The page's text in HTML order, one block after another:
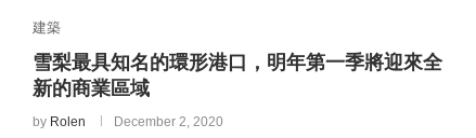
建築
雪梨最具知名的環形港口，明年第一季將迎來全
新的商業區域
by Rolen December 2, 2020